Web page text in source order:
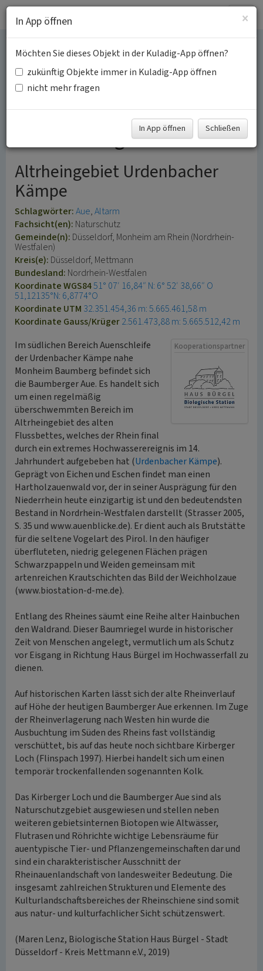
Baumberger Aue mit
Weich- und
Hartholzauenwald und
dem Kirberger Loch
Altrheingebiet Urdenbacher
Kämpe
Schlagwörter:Aue Altarm
Fachsicht(en): Naturschutz
Gemeinde(n): Düsseldorf, Monheim am Rhein (Nordrhein-
Westfalen)
Kreis(e): Düsseldorf, Mettmann
Bundesland: Nordrhein-Westfalen
Koordinate WGS8451° 07′ 16,84″ N: 6° 52′ 38,66″ O
51,12135°N: 6,8774°O
Koordinate UTM 32.351.454,36 m: 5.665.461,58 m
Koordinate Gauss/Krüger2.561.473,88 m: 5.665.512,42 m
Kooperationspartner
Im südlichen Bereich Auenschleife
der Urdenbacher Kämpe nahe
Monheim Baumberg befindet sich
die Baumberger Aue. Es handelt sich
um einen regelmäßig
überschwemmten Bereich im
Altrheingebiet des alten
Flussbettes, welches der Rhein final
durch ein extremes Hochwasserereignis im 14.
Jahrhundert aufgebeben hat (Urdenbacher Kämpe).
Geprägt von Eichen und Eschen findet man einen
Hartholzauenwald vor, der in seiner Ausprägung für den
Niederrhein heute einzigartig ist und den bedeutendsten
Bestand in Nordrhein-Westfalen darstellt (Strasser 2005,
S. 35 und www.auenblicke.de). Er dient auch als Brutstätte
für die seltene Vogelart des Pirol. In den häufiger
überfluteten, niedrig gelegenen Flächen prägen
Schwarzpappeln und Weiden gemeinsam mit
artenreichen Krautschichten das Bild der Weichholzaue
(www.biostation-d-me.de).
Entlang des Rheines säumt eine Reihe alter Hainbuchen
den Waldrand. Dieser Baumriegel wurde in historischer
Zeit von Menschen angelegt, vermutlich um als Schutz
vor Eisgang in Richtung Haus Bürgel im Hochwasserfall zu
dienen.
Auf historischen Karten lässt sich der alte Rheinverlauf
auf Höhe der heutigen Baumberger Aue erkennen. Im Zuge
der Rheinverlagerung nach Westen hin wurde die
Ausbuchtung im Süden des Rheins fast vollständig
verschüttet, bis auf das heute noch sichtbare Kirberger
Loch (Flinspach 1997). Hierbei handelt sich um einen
temporär trockenfallenden sogenannten Kolk.
Das Kirberger Loch und die Baumberger Aue sind als
Naturschutzgebiet ausgewiesen und stellen neben
weiteren gebietsinternen Biotopen wie Altwässer,
Flutrasen und Röhrichte wichtige Lebensräume für
auentypische Tier- und Pflanzengemeinschaften dar und
sind ein charakteristischer Ausschnitt der
Rheinauenlandschaft von landesweiter Bedeutung. Die
insgesamt zahlreichen Strukturen und Elemente des
Kulturlandschaftsbereiches der Rheinschiene sind somit
aus natur- und kulturfachlicher Sicht schützenswert.
(Maren Lenz, Biologische Station Haus Bürgel - Stadt
Düsseldorf - Kreis Mettmann e.V., 2019)
×
In App öffnen
Möchten Sie dieses Objekt in der Kuladig-App öffnen?
zukünftig Objekte immer in Kuladig-App öffnen
nicht mehr fragen
In App öffnen Schließen